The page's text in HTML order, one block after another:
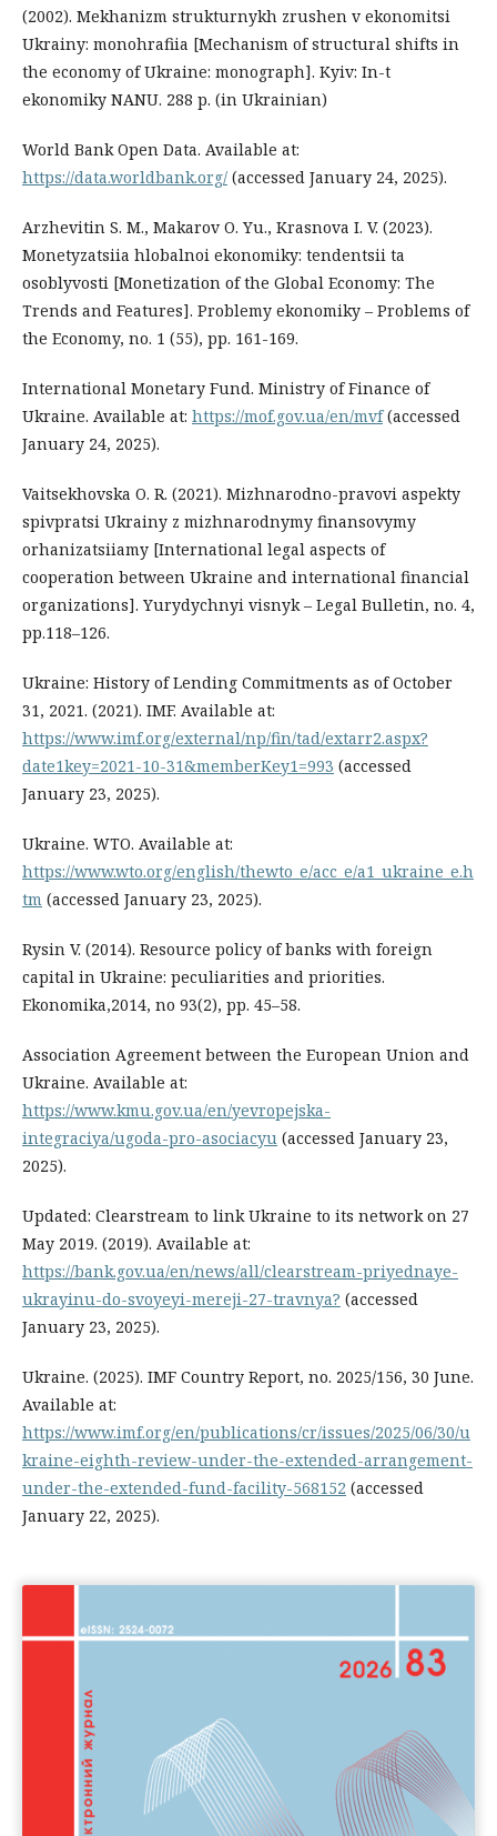
(2002). Mekhanizm strukturnykh zrushen v ekonomitsi
Ukrainy: monohrafiia [Mechanism of structural shifts in
the economy of Ukraine: monograph]. Kyiv: In-t
ekonomiky NANU. 288 p. (in Ukrainian)
World Bank Open Data. Available at:
https://data.worldbank.org/ (accessed January 24, 2025).
Arzhevitin S. M., Makarov O. Yu., Krasnova I. V. (2023).
Monetyzatsiia hlobalnoi ekonomiky: tendentsii ta
osoblyvosti [Monetization of the Global Economy: The
Trends and Features]. Problemy ekonomiky – Problems of
the Economy, no. 1 (55), pp. 161-169.
International Monetary Fund. Ministry of Finance of
Ukraine. Available at: https://mof.gov.ua/en/mvf(accessed
January 24, 2025).
Vaitsekhovska O. R. (2021). Mizhnarodno-pravovi aspekty
spivpratsi Ukrainy z mizhnarodnymy finansovymy
orhanizatsiiamy [International legal aspects of
cooperation between Ukraine and international financial
organizations]. Yurydychnyi visnyk – Legal Bulletin, no. 4,
pp.118–126.
Ukraine: History of Lending Commitments as of October
31, 2021. (2021). IMF. Available at:
https://www.imf.org/external/np/fin/tad/extarr2.aspx?
date1key=2021-10-31&memberKey1=993 (accessed
January 23, 2025).
Ukraine. WTO. Available at:
https://www.wto.org/english/thewto_e/acc_e/a1_ukraine_e.h
tm (accessed January 23, 2025).
Rysin V. (2014). Resource policy of banks with foreign
capital in Ukraine: peculiarities and priorities.
Ekonomika,2014, no 93(2), pp. 45–58.
Association Agreement between the European Union and
Ukraine. Available at:
https://www.kmu.gov.ua/en/yevropejska-
integraciya/ugoda-pro-asociacyu (accessed January 23,
2025).
Updated: Clearstream to link Ukraine to its network on 27
May 2019. (2019). Available at:
https://bank.gov.ua/en/news/all/clearstream-priyednaye-
ukrayinu-do-svoyeyi-mereji-27-travnya? (accessed
January 23, 2025).
Ukraine. (2025). IMF Country Report, no. 2025/156, 30 June.
Available at:
https://www.imf.org/en/publications/cr/issues/2025/06/30/u
kraine-eighth-review-under-the-extended-arrangement-
under-the-extended-fund-facility-568152 (accessed
January 22, 2025).